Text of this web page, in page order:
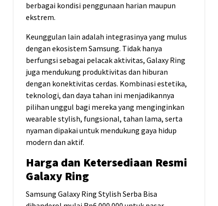
berbagai kondisi penggunaan harian maupun
ekstrem.
Keunggulan lain adalah integrasinya yang mulus
dengan ekosistem Samsung. Tidak hanya
berfungsi sebagai pelacak aktivitas, Galaxy Ring
juga mendukung produktivitas dan hiburan
dengan konektivitas cerdas. Kombinasi estetika,
teknologi, dan daya tahan ini menjadikannya
pilihan unggul bagi mereka yang menginginkan
wearable stylish, fungsional, tahan lama, serta
nyaman dipakai untuk mendukung gaya hidup
modern dan aktif.
Harga dan Ketersediaan Resmi
Galaxy Ring
Samsung Galaxy Ring Stylish Serba Bisa